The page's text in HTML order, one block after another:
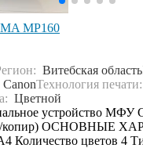
MP160
Витебская область
CanonТехнология печати:
Цветной
устройство МФУ
копир) ОСНОВНЫЕ
Количество цветов 4